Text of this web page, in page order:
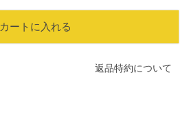
カートに入れる
返品特約について